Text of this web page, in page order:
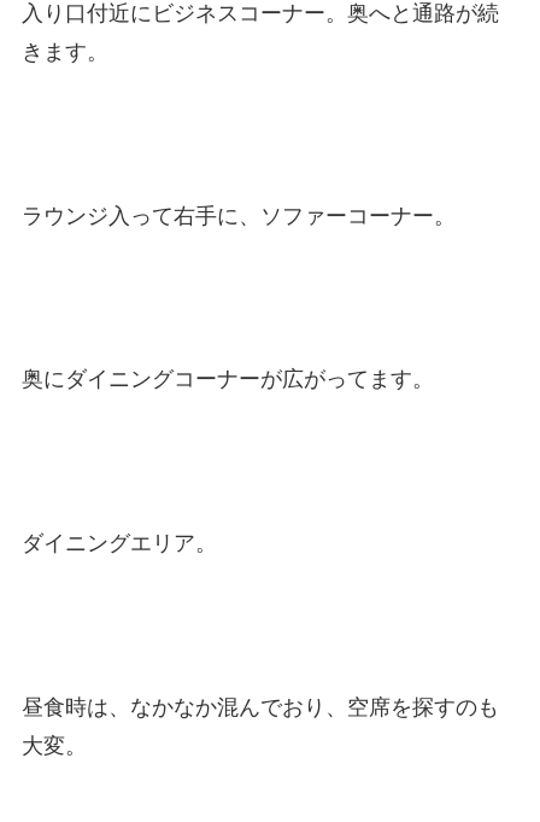
入り口付近にビジネスコーナー。奥へと通路が続
きます。
ラウンジ入って右手に、ソファーコーナー。
奥にダイニングコーナーが広がってます。
ダイニングエリア。
昼食時は、なかなか混んでおり、空席を探すのも
大変。